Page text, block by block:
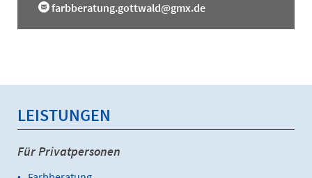
farbberatung.gottwald@gmx.de
LEISTUNGEN
Für Privatpersonen